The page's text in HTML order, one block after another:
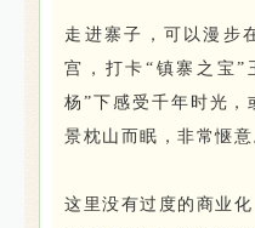
走进寨子，可以漫步
宫，打卡“镇寨之宝”
杨”下感受千年时光，
景枕山而眠，非常惬意
这里没有过度的商业